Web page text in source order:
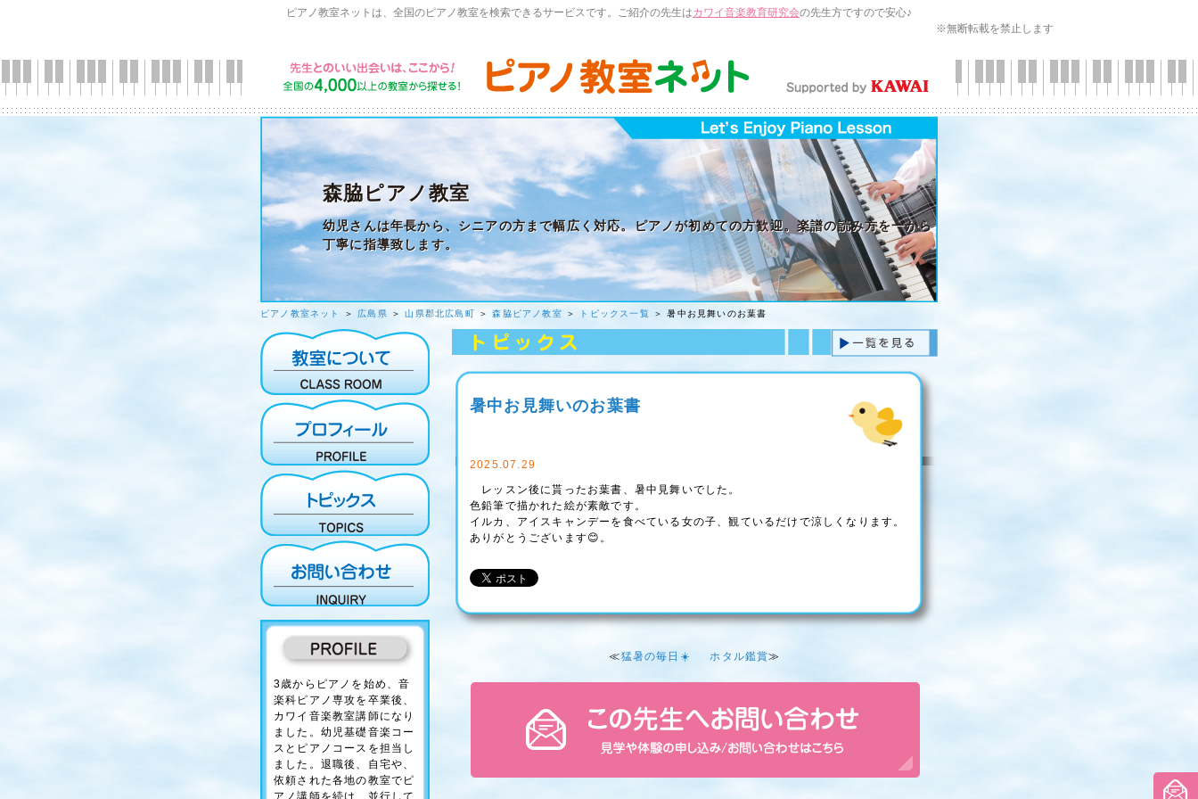
ピアノ教室ネットは、全国のピアノ教室を検索できるサービスです。ご紹介の先生はカワイ音楽教育研究会の先生方ですので安心♪
※無断転載を禁止します
森脇ピアノ教室
幼児さんは年長から、シニアの方まで幅広く対応。ピアノが初めての方歓迎。楽譜の読み方を一から
丁寧に指導致します。
ピアノ教室ネット ＞ 広島県 ＞山県郡北広島町 ＞森脇ピアノ教室 ＞ トピックス一覧 ＞ 暑中お見舞いのお葉書
3歳からピアノを始め、音
楽科ピアノ専攻を卒業後、
カワイ音楽教室講師になり
ました。幼児基礎音楽コー
スとピアノコースを担当し
ました。退職後、自宅や、
依頼された各地の教室でピ
アノ講師を続け、並行して
暑中お見舞いのお葉書
2025.07.29
レッスン後に貰ったお葉書、暑中見舞いでした。
色鉛筆で描かれた絵が素敵です。
イルカ、アイスキャンデーを食べている女の子、観ているだけで涼しくなります。
ありがとうございます😊。
≪猛暑の毎日☀️ ホタル鑑賞≫